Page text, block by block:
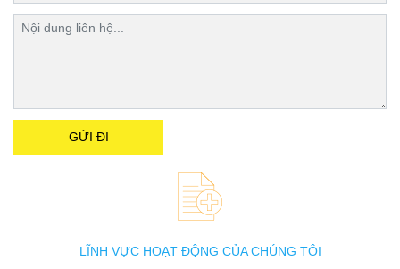
LĨNH VỰC HOẠT ĐỘNG CỦA CHÚNG TÔI